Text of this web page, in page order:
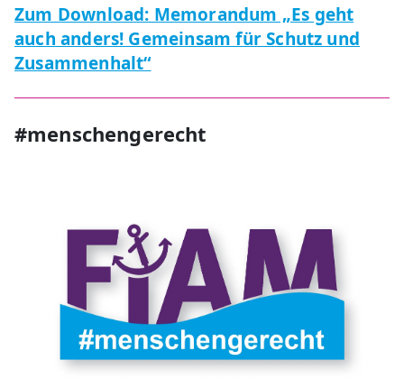
Zum Download: Memorandum „Es geht
auch anders! Gemeinsam für Schutz und
Zusammenhalt“
#menschengerecht